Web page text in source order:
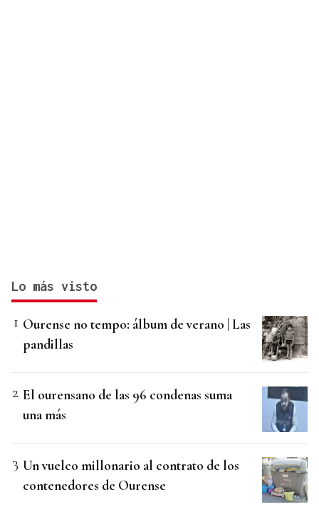
Lo más visto
Ourense no tempo: álbum de verano | Las
pandillas
El ourensano de las 96 condenas suma
una más
Un vuelco millonario al contrato de los
contenedores de Ourense